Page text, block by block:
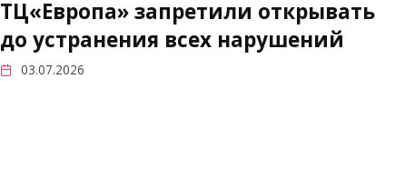
ТЦ«Европа» запретили открывать
до устранения всех нарушений
03.07.2026